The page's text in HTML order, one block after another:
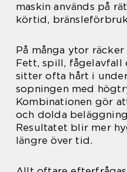
maskin används på
körtid,
På många ytor
Fett, spill, fågelavfall
sitter ofta hårt i
sopningen med
Kombinationen gör
och dolda
Resultatet blir mer
längre över tid.